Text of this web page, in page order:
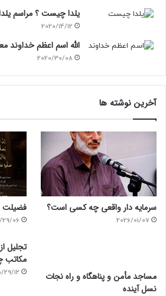
یلدا چیست ؟ مراسم یلدا
2020/14/12
الله اسم اعظم خداوند
2020/30/08
آخرین نوشته ها
سرمایه دار واقعی چه کسی است؟
2026/01/07
فضیلت
29/06
مساجد مأمن و پناهگاه و راه نجات
نسل آینده
تجلیل
مکاتب
29/12